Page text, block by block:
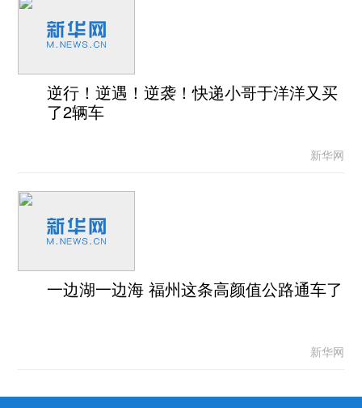
逆行！逆遇！逆袭！快递小哥于洋洋又买
了2辆车
新华网
一边湖一边海 福州这条高颜值公路通车了
新华网